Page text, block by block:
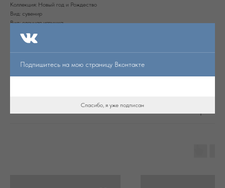
Коллекция: Новый год и Рождество
Вид: сувенир
Вид: елочная игрушка
ДxШxВ: 130x130x10 мм
Вес: 200 г
Доставка и самовывоз
Подпишитесь на мою страницу Вконтакте
Спасибо, я уже подписан